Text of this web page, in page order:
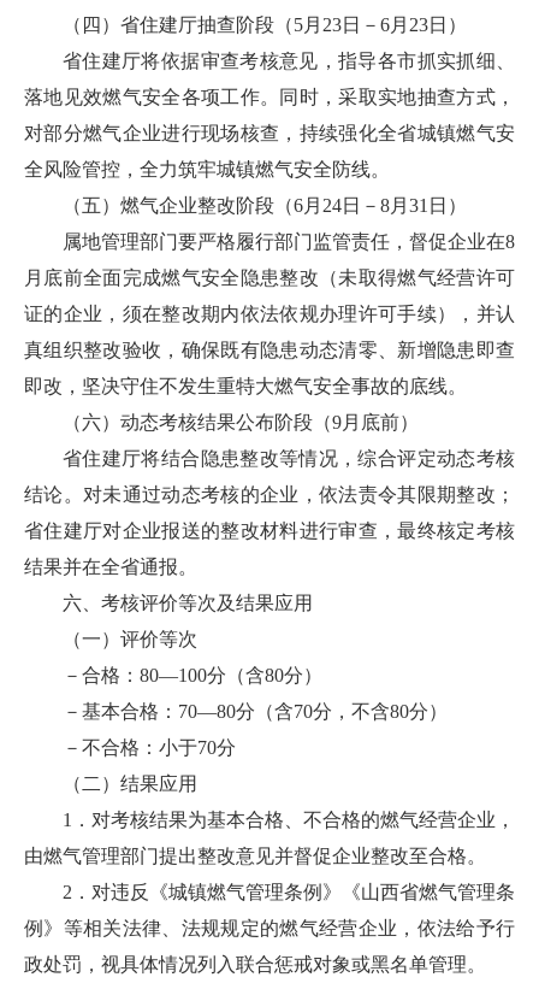
（四）省住建厅抽查阶段（5月23日－6月23日）
省住建厅将依据审查考核意见，指导各市抓实抓细、
落地见效燃气安全各项工作。同时，采取实地抽查方式，
对部分燃气企业进行现场核查，持续强化全省城镇燃气安
全风险管控，全力筑牢城镇燃气安全防线。
（五）燃气企业整改阶段（6月24日－8月31日）
属地管理部门要严格履行部门监管责任，督促企业在8
月底前全面完成燃气安全隐患整改（未取得燃气经营许可
证的企业，须在整改期内依法依规办理许可手续），并认
真组织整改验收，确保既有隐患动态清零、新增隐患即查
即改，坚决守住不发生重特大燃气安全事故的底线。
（六）动态考核结果公布阶段（9月底前）
省住建厅将结合隐患整改等情况，综合评定动态考核
结论。对未通过动态考核的企业，依法责令其限期整改；
省住建厅对企业报送的整改材料进行审查，最终核定考核
结果并在全省通报。
六、考核评价等次及结果应用
（一）评价等次
－合格：80—100分（含80分）
－基本合格：70—80分（含70分，不含80分）
－不合格：小于70分
（二）结果应用
1．对考核结果为基本合格、不合格的燃气经营企业，
由燃气管理部门提出整改意见并督促企业整改至合格。
2．对违反《城镇燃气管理条例》《山西省燃气管理条
例》等相关法律、法规规定的燃气经营企业，依法给予行
政处罚，视具体情况列入联合惩戒对象或黑名单管理。